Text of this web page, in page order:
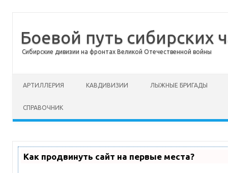
Боевой путь сибирских
Сибирские дивизии на фронтах Великой Отечественной войны
АРТИЛЛЕРИЯ КАВДИВИЗИИ ЛЫЖНЫЕ БРИГАДЫ
СПРАВОЧНИК
Как продвинуть сайт на первые места?